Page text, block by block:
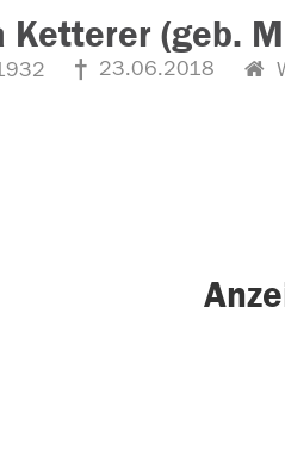
Ketterer (geb.
23.06.2018